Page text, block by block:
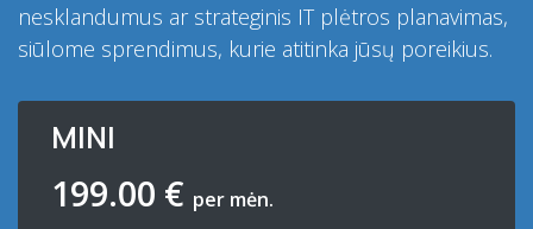
nesklandumus ar strateginis IT plėtros planavimas,
siūlome sprendimus, kurie atitinka jūsų poreikius.
MINI
199.00 € per mėn.